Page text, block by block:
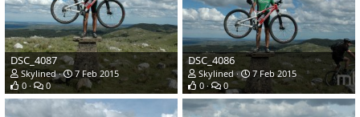
DSC_4087
Skylined
7 Feb 2015
0
0
DSC_4086
Skylined
7 Feb 2015
0
0